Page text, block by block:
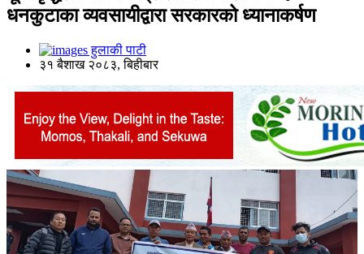
धनकुटाका व्यवसायीद्वारा सरकारको ध्यानाकर्षण
हुलाकी पाटी
३१ बैशाख २०८३, बिहीबार